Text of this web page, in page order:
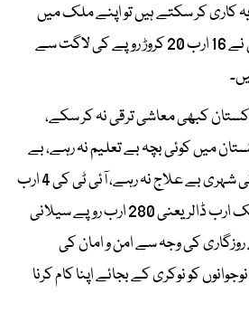
کاری کر سکتے ہیں تو اپنے ملک میں
بھی کر سکتے ہیں، سیلانی نے 16 ارب 20 کروڑ روپے کی لاگت سے
کبھی معاشی ترقی نہ کر سکے،
میں کوئی بچہ بے تعلیم نہ رہے، بے
روزگاری کا خاتمہ ہو اور کوئی شہری بے علاج نہ رہے، آئی ٹی کی 4 ارب
ڈالر سالانہ برآمدات میں ایک ارب ڈالر یعنی 280 ارب روپے سیلانی
کی وجہ سے امن و امان کی
کو نوکری کے بجائے اپنا کام کرنا